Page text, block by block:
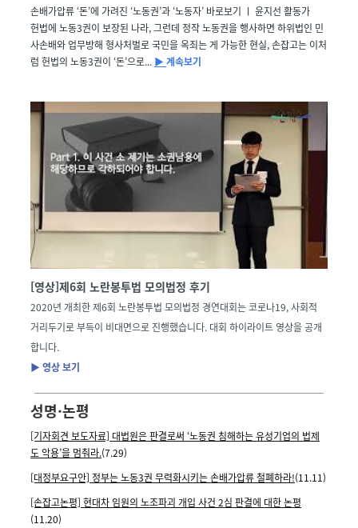
손배가압류 ‘돈’에 가려진 ‘노동권’과 ‘노동자’ 바로보기 ㅣ 윤지선 활동가
헌법에 노동3권이 보장된 나라, 그런데 정작 노동권을 행사하면 하위법인 민
사손배와 업무방해 형사처벌로 국민을 옥죄는 게 가능한 현실, 손잡고는 이처
럼 헌법의 노동3권이 ‘돈’으로... ▶ 계속보기
[영상]제6회 노란봉투법 모의법정 후기
2020년 개최한 제6회 노란봉투법 모의법정 경연대회는 코로나19, 사회적
거리두기로 부득이 비대면으로 진행했습니다. 대회 하이라이트 영상을 공개
합니다.
▶ 영상 보기
성명·논평
[기자회견 보도자료] 대법원은 판결로써 ‘노동권 침해하는 유성기업의 법제
도 악용’을 멈춰라.(7.29)
[대정부요구안] 정부는 노동3권 무력화시키는 손배가압류 철폐하라!(11.11)
[손잡고논평] 현대차 임원의 노조파괴 개입 사건 2심 판결에 대한 논평
(11.20)